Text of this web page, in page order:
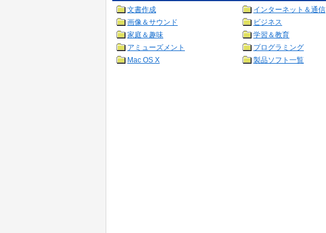
文書作成
インターネット＆通信
画像＆サウンド
ビジネス
家庭＆趣味
学習＆教育
アミューズメント
プログラミング
Mac OS X
製品ソフト一覧